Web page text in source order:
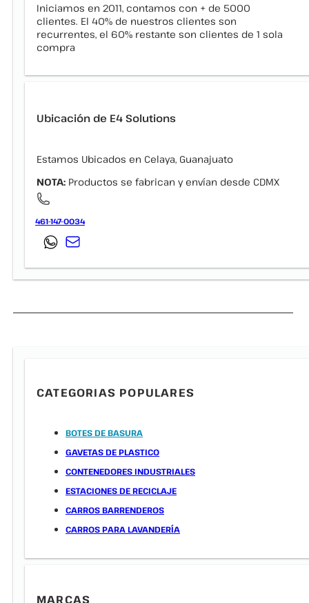
Iniciamos en 2011, contamos con + de 5000
clientes. El 40% de nuestros clientes son
recurrentes, el 60% restante son clientes de 1 sola
compra
Ubicación de E4 Solutions
Estamos Ubicados en Celaya, Guanajuato
NOTA: Productos se fabrican y envían desde CDMX
461-147-0034
CATEGORIAS POPULARES
BOTES DE BASURA
GAVETAS DE PLASTICO
CONTENEDORES INDUSTRIALES
ESTACIONES DE RECICLAJE
CARROS BARRENDEROS
CARROS PARA LAVANDERÍA
MARCAS